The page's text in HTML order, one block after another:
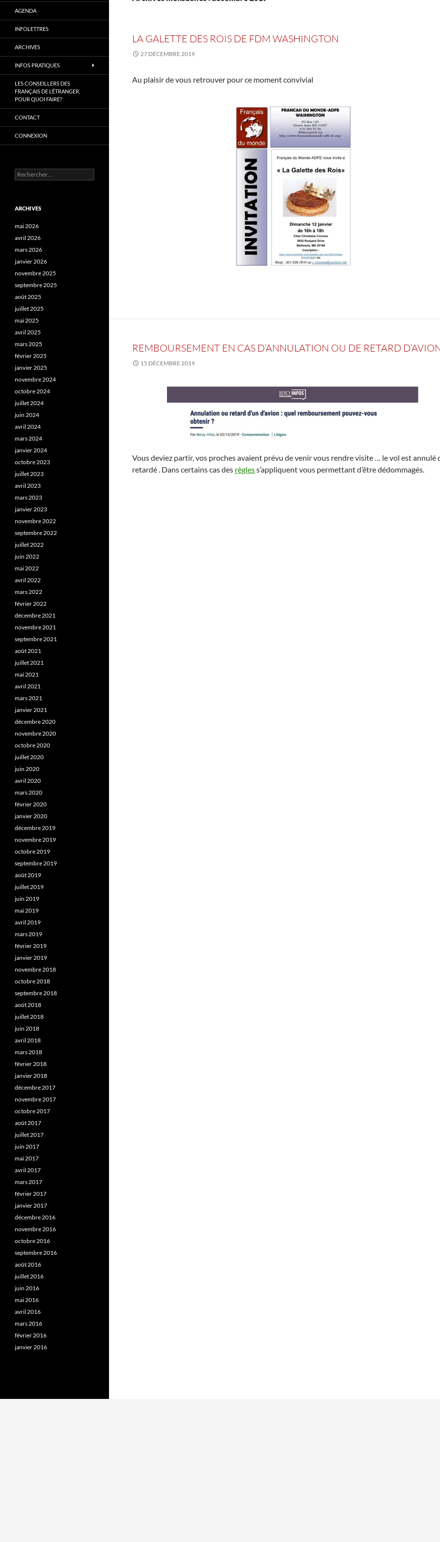
LA GALETTE DES ROIS DE FDM WASHINGTON
27 DÉCEMBRE 2019
Au plaisir de vous retrouver pour ce moment convivial
REMBOURSEMENT EN CAS D’ANNULATION OU DE RETARD
15 DÉCEMBRE 2019
Vous deviez partir, vos proches avaient prévu de venir vous rendre visite … le vol est annulé
retardé . Dans certains cas des règless’appliquent vous permettant d’être dédommagés.
AGENDA
INFOLETTRES
ARCHIVES
INFOS PRATIQUES
LES CONSEILLERS DES
FRANÇAIS DE L’ÉTRANGER,
POUR QUOI FAIRE?
CONTACT
CONNEXION
Rechercher :
ARCHIVES
mai 2026
avril 2026
mars 2026
janvier 2026
novembre 2025
septembre 2025
août 2025
juillet 2025
mai 2025
avril 2025
mars 2025
février 2025
janvier 2025
novembre 2024
octobre 2024
juillet 2024
juin 2024
avril 2024
mars 2024
janvier 2024
octobre 2023
juillet 2023
avril 2023
mars 2023
janvier 2023
novembre 2022
septembre 2022
juillet 2022
juin 2022
mai 2022
avril 2022
mars 2022
février 2022
décembre 2021
novembre 2021
septembre 2021
août 2021
juillet 2021
mai 2021
avril 2021
mars 2021
janvier 2021
décembre 2020
novembre 2020
octobre 2020
juillet 2020
juin 2020
avril 2020
mars 2020
février 2020
janvier 2020
décembre 2019
novembre 2019
octobre 2019
septembre 2019
août 2019
juillet 2019
juin 2019
mai 2019
avril 2019
mars 2019
février 2019
janvier 2019
novembre 2018
octobre 2018
septembre 2018
août 2018
juillet 2018
juin 2018
avril 2018
mars 2018
février 2018
janvier 2018
décembre 2017
novembre 2017
octobre 2017
août 2017
juillet 2017
juin 2017
mai 2017
avril 2017
mars 2017
février 2017
janvier 2017
décembre 2016
novembre 2016
octobre 2016
septembre 2016
août 2016
juillet 2016
juin 2016
mai 2016
avril 2016
mars 2016
février 2016
janvier 2016